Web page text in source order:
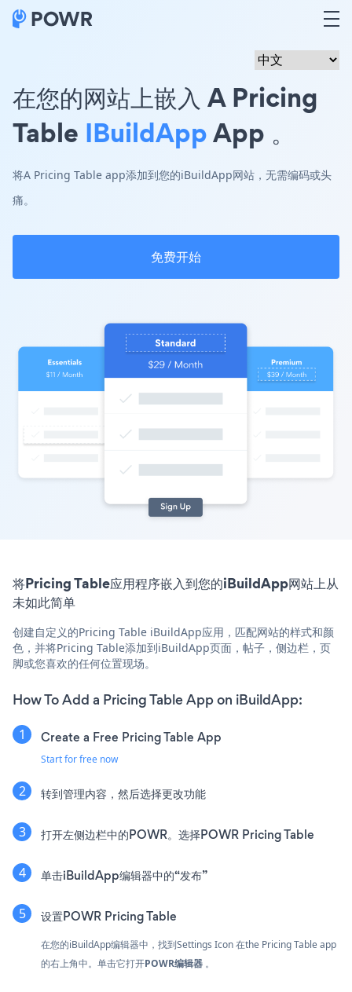
在您的网站上嵌入 A Pricing
Table IBuildAppApp 。
将A Pricing Table app添加到您的iBuildApp网站，无需编码或头
痛。
免费开始
将Pricing Table应用程序嵌入到您的iBuildApp网站上从
未如此简单
创建自定义的Pricing Table iBuildApp应用，匹配网站的样式和颜
色，并将Pricing Table添加到iBuildApp页面，帖子，侧边栏，页
脚或您喜欢的任何位置现场。
How To Add a Pricing Table App on iBuildApp:
Create a Free Pricing Table App
Start for free now
转到管理内容，然后选择更改功能
打开左侧边栏中的POWR。选择POWR Pricing Table
单击iBuildApp编辑器中的“发布”
设置POWR Pricing Table
在您的iBuildApp编辑器中，找到Settings Icon在the Pricing Table app
的右上角中。单击它打开POWR编辑器 。